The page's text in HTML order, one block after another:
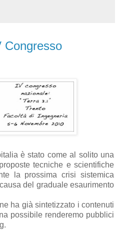
Congresso
è stato come al solito una
tecniche e scientifiche
la prossima crisi sistemica
del graduale esaurimento
ha già sintetizzato i contenuti
possibile renderemo pubblici